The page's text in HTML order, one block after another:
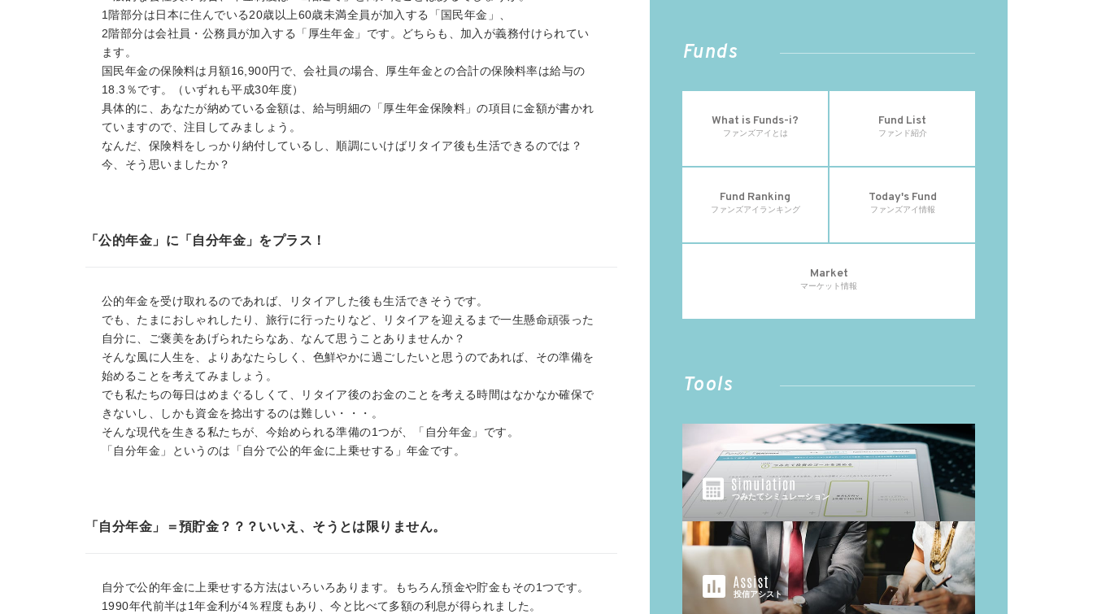
1階部分は日本に住んでいる20歳以上60歳未満全員が加入する「国民年金」、
2階部分は会社員・公務員が加入する「厚生年金」です。どちらも、加入が義務付けられてい
ます。
国民年金の保険料は月額16,900円で、会社員の場合、厚生年金との合計の保険料率は給与の
18.3％です。（いずれも平成30年度）
具体的に、あなたが納めている金額は、給与明細の「厚生年金保険料」の項目に金額が書かれ
ていますので、注目してみましょう。
なんだ、保険料をしっかり納付しているし、順調にいけばリタイア後も生活できるのでは？
今、そう思いましたか？
「公的年金」に「自分年金」をプラス！
公的年金を受け取れるのであれば、リタイアした後も生活できそうです。
でも、たまにおしゃれしたり、旅行に行ったりなど、リタイアを迎えるまで一生懸命頑張った
自分に、ご褒美をあげられたらなあ、なんて思うことありませんか？
そんな風に人生を、よりあなたらしく、色鮮やかに過ごしたいと思うのであれば、その準備を
始めることを考えてみましょう。
でも私たちの毎日はめまぐるしくて、リタイア後のお金のことを考える時間はなかなか確保で
きないし、しかも資金を捻出するのは難しい・・・。
そんな現代を生きる私たちが、今始められる準備の1つが、「自分年金」です。
「自分年金」というのは「自分で公的年金に上乗せする」年金です。
「自分年金」＝預貯金？？？いいえ、そうとは限りません。
自分で公的年金に上乗せする方法はいろいろあります。もちろん預金や貯金もその1つです。
1990年代前半は1年金利が4％程度もあり、今と比べて多額の利息が得られました。
Funds
What is Funds-i?
ファンズアイとは
Fund List
ファンド紹介
Fund Ranking
ファンズアイランキング
Today's Fund
ファンズアイ情報
Market
マーケット情報
Tools
つみたてシミュレーション
投信アシスト